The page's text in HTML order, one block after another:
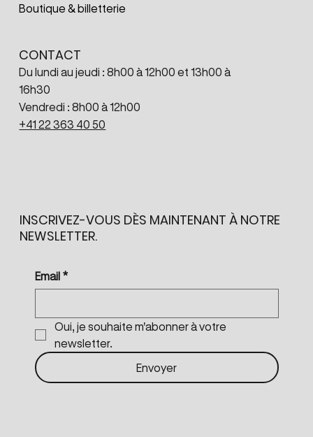
Boutique & billetterie
CONTACT
Du lundi au jeudi : 8h00 à 12h00 et 13h00 à
16h30
Vendredi : 8h00 à 12h00
+41 22 363 40 50
INSCRIVEZ-VOUS DÈS MAINTENANT À NOTRE
NEWSLETTER.
Email *
Oui, je souhaite m'abonner à votre
newsletter.
Envoyer